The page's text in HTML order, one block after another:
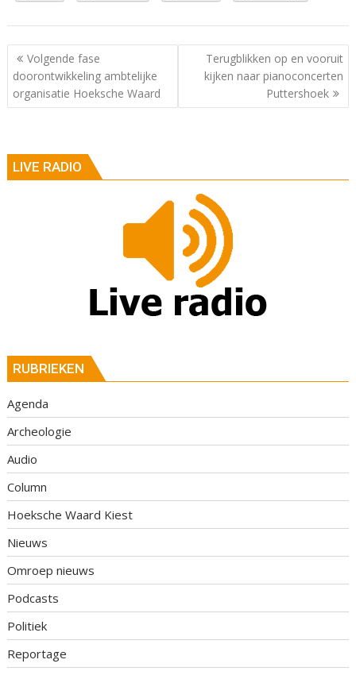
Berichtnavigatie
Volgende fase
doorontwikkeling ambtelijke
organisatie Hoeksche Waard
Terugblikken op en vooruit
kijken naar pianoconcerten
Puttershoek
LIVE RADIO
RUBRIEKEN
Agenda
Archeologie
Audio
Column
Hoeksche Waard Kiest
Nieuws
Omroep nieuws
Podcasts
Politiek
Reportage